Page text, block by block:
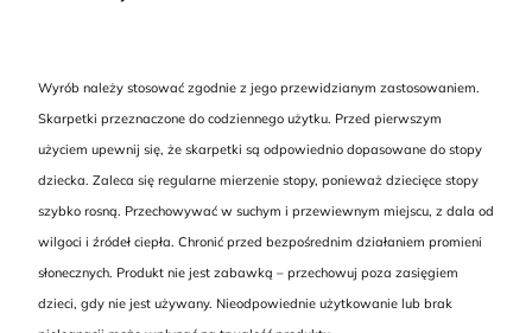
Wyrób należy stosować zgodnie z jego przewidzianym zastosowaniem.
Skarpetki przeznaczone do codziennego użytku. Przed pierwszym
użyciem upewnij się, że skarpetki są odpowiednio dopasowane do stopy
dziecka. Zaleca się regularne mierzenie stopy, ponieważ dziecięce stopy
szybko rosną. Przechowywać w suchym i przewiewnym miejscu, z dala od
wilgoci i źródeł ciepła. Chronić przed bezpośrednim działaniem promieni
słonecznych. Produkt nie jest zabawką – przechowuj poza zasięgiem
dzieci, gdy nie jest używany. Nieodpowiednie użytkowanie lub brak